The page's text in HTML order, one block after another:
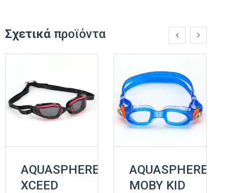
Σχετικά προϊόντα
AQUASPHERE
XCEED
AQUASPHERE
MOBY KID